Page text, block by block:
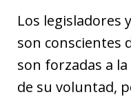
Los legisladores
son conscientes
son forzadas a
de su voluntad,